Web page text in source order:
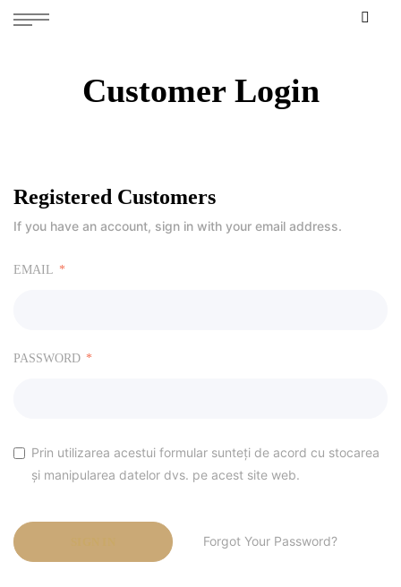
Customer Login
Registered Customers
If you have an account, sign in with your email address.
EMAIL
PASSWORD
Prin utilizarea acestui formular sunteți de acord cu stocarea
și manipularea datelor dvs. pe acest site web.
Forgot Your Password?